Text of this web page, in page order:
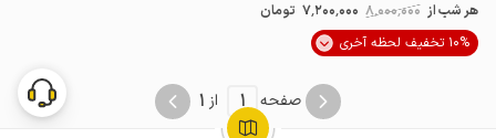
هر شب از 8٬000٬000 7٬200٬000 تومان
10% تخفیف لحظه آخری
صفحه 1 از 1